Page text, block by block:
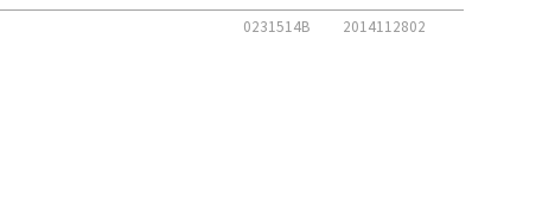
0231514B 2014112802